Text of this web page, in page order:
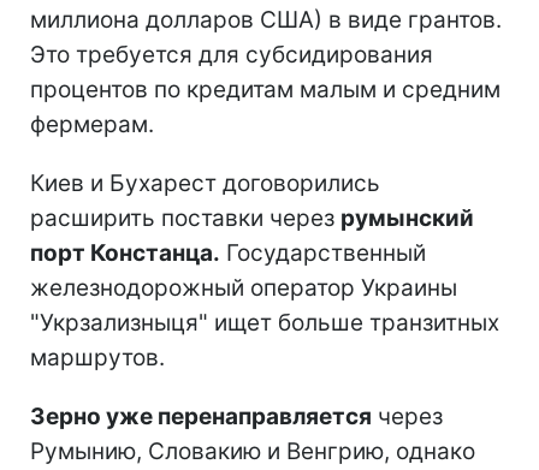
миллиона долларов США) в виде грантов.
Это требуется для субсидирования
процентов по кредитам малым и средним
фермерам.
Киев и Бухарест договорились
расширить поставки через румынский
порт Констанца. Государственный
железнодорожный оператор Украины
"Укрзализныця" ищет больше транзитных
маршрутов.
Зерно уже перенаправляется через
Румынию, Словакию и Венгрию, однако